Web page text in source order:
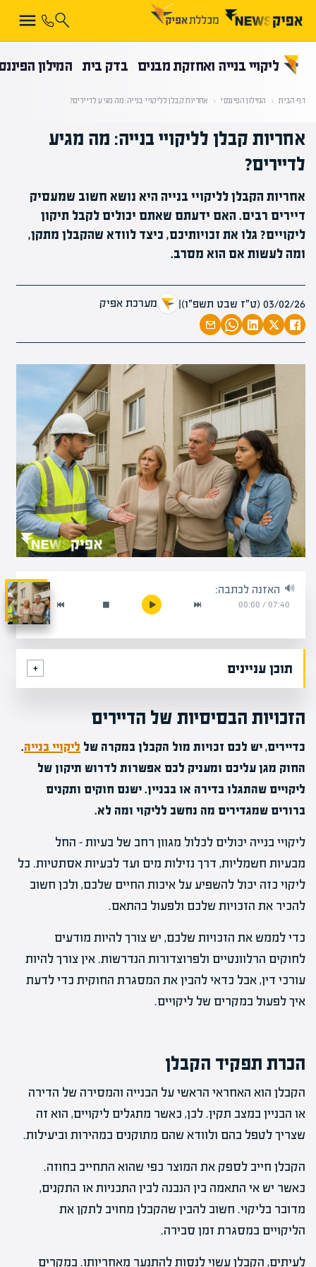
ליקויי בנייה ואחזקת מבנים בדק בית המילון
דף הבית ‹ המילון הפיננסי ‹ אחריות קבלן לליקויי בנייה: מה מגיע לדיירים?
אחריות קבלן לליקויי בנייה: מה מגיע
לדיירים?
אחריות הקבלן לליקויי בנייה היא נושא חשוב שמעסיק
דיירים רבים. האם ידעתם שאתם יכולים לקבל תיקון
ליקויים? גלו את זכויותיכם, כיצד לוודא שהקבלן מתקן,
ומה לעשות אם הוא מסרב.
03/02/26 (ט״ז שבט תשפ״ו) | מערכת אפיק
האזנה לכתבה:
07:40
/
00:00
תוכן עניינים
הזכויות הבסיסיות של הדיירים
כדיירים, יש לכם זכויות מול הקבלן במקרה של ליקויי בנייה.
החוק מגן עליכם ומעניק לכם אפשרות לדרוש תיקון של
ליקויים שהתגלו בדירה או בבניין. ישנם חוקים ותקנים
ברורים שמגדירים מה נחשב לליקוי ומה לא.
ליקויי בנייה יכולים לכלול מגוון רחב של בעיות – החל
מבעיות חשמליות, דרך נזילות מים ועד לבעיות אסתטיות. כל
ליקוי כזה יכול להשפיע על איכות החיים שלכם, ולכן חשוב
להכיר את הזכויות שלכם ולפעול בהתאם.
כדי לממש את הזכויות שלכם, יש צורך להיות מודעים
לחוקים הרלוונטיים ולפרוצדורות הנדרשות. אין צורך להיות
עורכי דין, אבל כדאי להבין את המסגרת החוקית כדי לדעת
איך לפעול במקרים של ליקויים.
הכרת תפקיד הקבלן
הקבלן הוא האחראי הראשי על הבנייה והמסירה של הדירה
או הבניין במצב תקין. לכן, כאשר מתגלים ליקויים, הוא זה
שצריך לטפל בהם ולוודא שהם מתוקנים במהירות וביעילות.
הקבלן חייב לספק את המוצר כפי שהוא התחייב בחוזה.
כאשר יש אי התאמה בין הנבנה לבין התכניות או התקנים,
מדובר בליקוי. חשוב להבין שהקבלן מחויב לתקן את
הליקויים במסגרת זמן סבירה.
לעיתים, הקבלן עשוי לנסות להתנער מאחריותו. במקרים